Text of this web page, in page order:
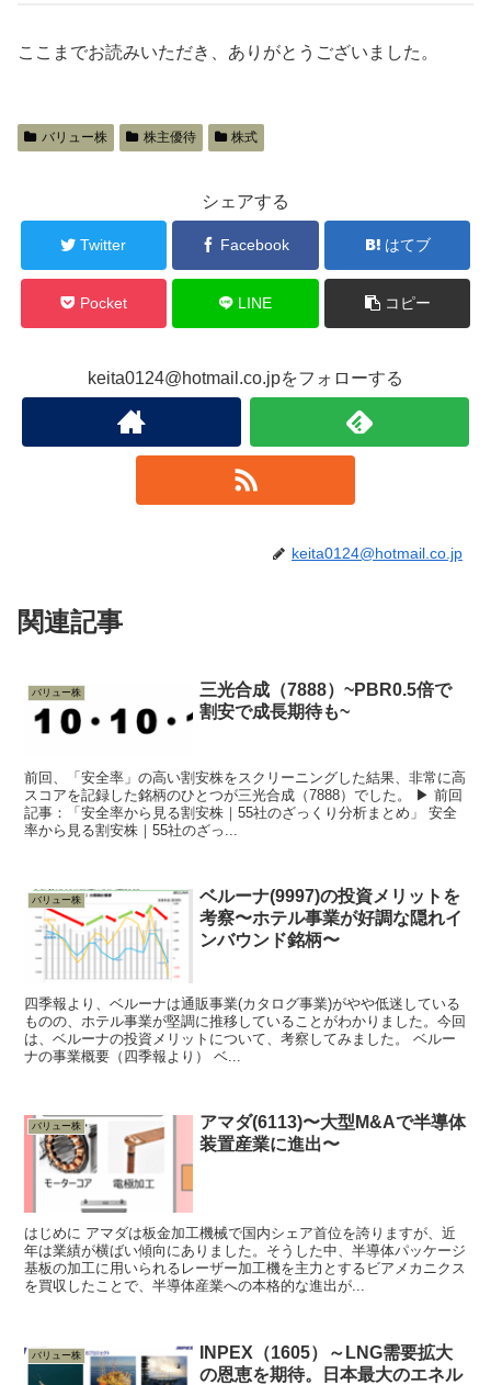
ここまでお読みいただき、ありがとうございました。
バリュー株 株主優待 株式
シェアする
Twitter Facebook はてブ
Pocket LINE コピー
keita0124@hotmail.co.jpをフォローする
keita0124@hotmail.co.jp
関連記事
バリュー株
三光合成（7888）~PBR0.5倍で
割安で成長期待も~
前回、「安全率」の高い割安株をスクリーニングした結果、非常に高
スコアを記録した銘柄のひとつが三光合成（7888）でした。 ▶︎ 前回
記事：「安全率から見る割安株｜55社のざっくり分析まとめ」 安全
率から見る割安株｜55社のざっ...
バリュー株
ベルーナ(9997)の投資メリットを
考察〜ホテル事業が好調な隠れイ
ンバウンド銘柄〜
四季報より、ベルーナは通販事業(カタログ事業)がやや低迷している
ものの、ホテル事業が堅調に推移していることがわかりました。今回
は、ベルーナの投資メリットについて、考察してみました。 ベルー
ナの事業概要（四季報より） ベ...
バリュー株
アマダ(6113)〜大型M&Aで半導体
装置産業に進出〜
はじめに アマダは板金加工機械で国内シェア首位を誇りますが、近
年は業績が横ばい傾向にありました。そうした中、半導体パッケージ
基板の加工に用いられるレーザー加工機を主力とするビアメカニクス
を買収したことで、半導体産業への本格的な進出が...
バリュー株
INPEX（1605）～LNG需要拡大
の恩恵を期待。日本最大のエネル